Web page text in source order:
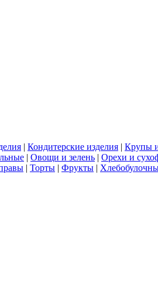
| Кондитерские изделия | Крупы
| Овощи и зелень | Орехи и
| Торты | Фрукты |